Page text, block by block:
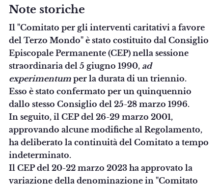
Note storiche
Il "Comitato per gli interventi caritativi a favore
del Terzo Mondo" è stato costituito dal Consiglio
Episcopale Permanente (CEP) nella sessione
straordinaria del 5 giugno 1990, ad
experimentum per la durata di un triennio.
Esso è stato confermato per un quinquennio
dallo stesso Consiglio del 25-28 marzo 1996.
In seguito, il CEP del 26-29 marzo 2001,
approvando alcune modifiche al Regolamento,
ha deliberato la continuità del Comitato a tempo
indeterminato.
Il CEP del 20-22 marzo 2023 ha approvato la
variazione della denominazione in "Comitato